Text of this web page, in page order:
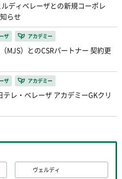
ディベレーザとの新規コーポレ
らせ
ザ アカデミー
MJS）とのCSRパートナー 契約更
ザ アカデミー
レ・ベレーザ アカデミーGKクリ
ヴェルディ